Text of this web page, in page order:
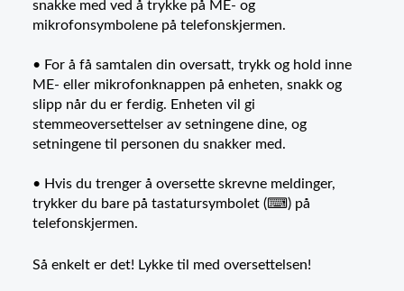
snakke med ved å trykke på ME- og
mikrofonsymbolene på telefonskjermen.
• For å få samtalen din oversatt, trykk og hold inne
ME- eller mikrofonknappen på enheten, snakk og
slipp når du er ferdig. Enheten vil gi
stemmeoversettelser av setningene dine, og
setningene til personen du snakker med.
• Hvis du trenger å oversette skrevne meldinger,
trykker du bare på tastatursymbolet (⌨) på
telefonskjermen.
Så enkelt er det! Lykke til med oversettelsen!